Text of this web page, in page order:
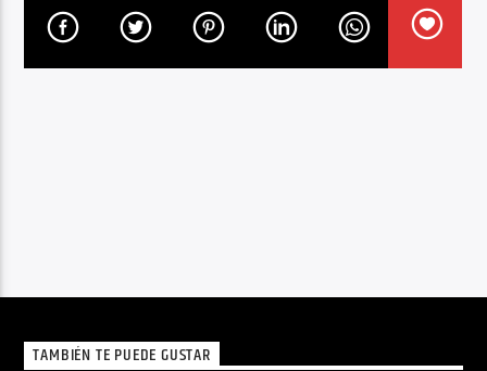
TAMBIÉN TE PUEDE GUSTAR